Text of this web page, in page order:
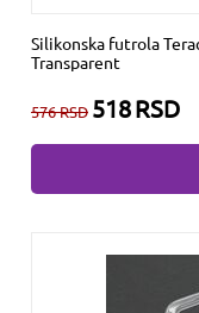
Silikonska futrola
Transparent
576RSD 518RSD